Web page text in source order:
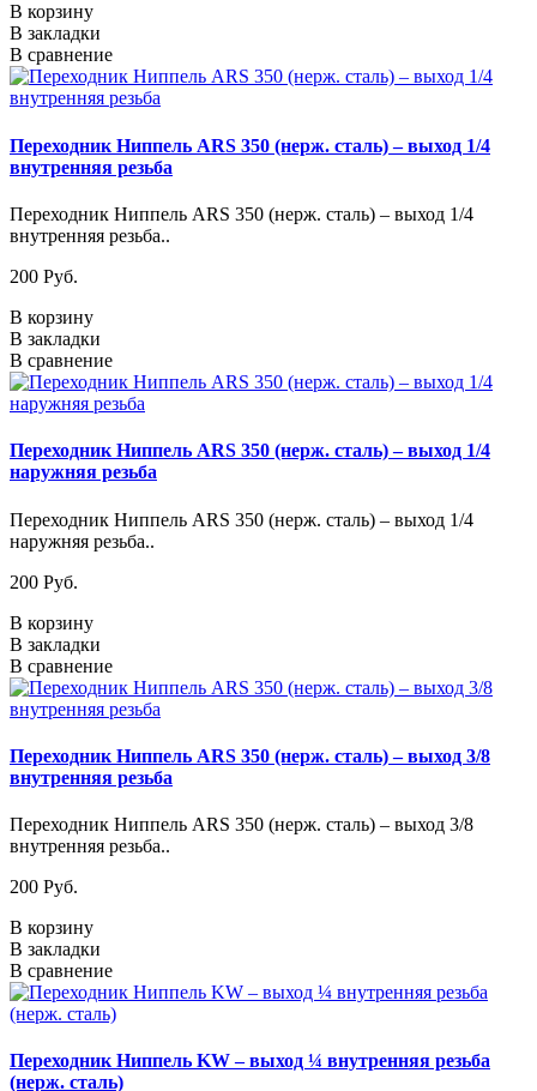
В корзину
В закладки
В сравнение
Переходник Ниппель ARS 350 (нерж. сталь) – выход 1/4
внутренняя резьба
Переходник Ниппель ARS 350 (нерж. сталь) – выход 1/4
внутренняя резьба..
200 Pуб.
В корзину
В закладки
В сравнение
Переходник Ниппель ARS 350 (нерж. сталь) – выход 1/4
наружняя резьба
Переходник Ниппель ARS 350 (нерж. сталь) – выход 1/4
наружняя резьба..
200 Pуб.
В корзину
В закладки
В сравнение
Переходник Ниппель ARS 350 (нерж. сталь) – выход 3/8
внутренняя резьба
Переходник Ниппель ARS 350 (нерж. сталь) – выход 3/8
внутренняя резьба..
200 Pуб.
В корзину
В закладки
В сравнение
Переходник Ниппель KW – выход ¼ внутренняя резьба
(нерж. сталь)